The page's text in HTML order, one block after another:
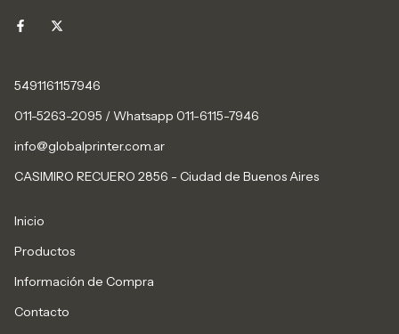
5491161157946
011-5263-2095 / Whatsapp 011-6115-7946
info@globalprinter.com.ar
CASIMIRO RECUERO 2856 - Ciudad de Buenos Aires
Inicio
Productos
Información de Compra
Contacto